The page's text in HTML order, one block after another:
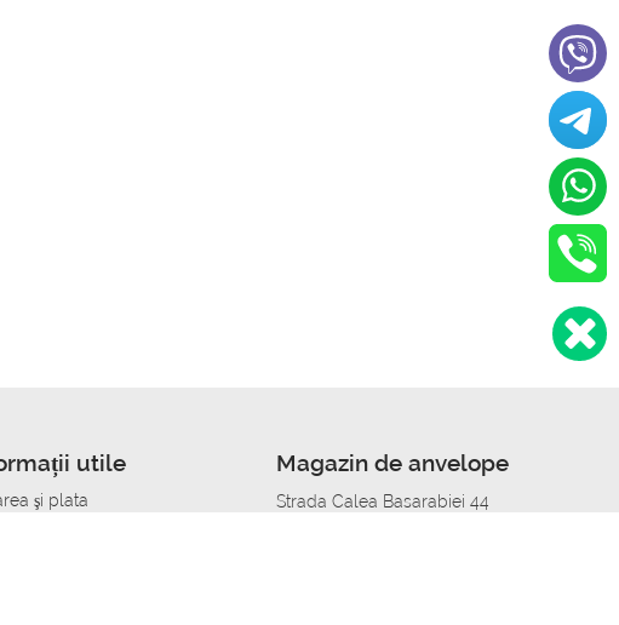
utile
şi plata
Magazin de anvelope
Strada Calea Basarabiei 44